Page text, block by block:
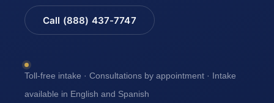
Call (888) 437-7747
Toll-free intake · Consultations by appointment · Intake
available in English and Spanish